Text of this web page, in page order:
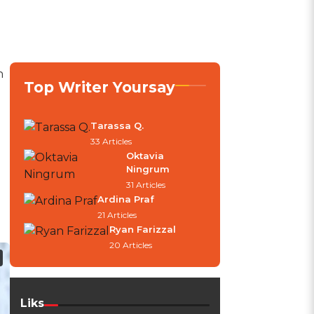
Top Writer Yoursay
Tarassa Q.
33 Articles
Oktavia
Ningrum
31 Articles
Ardina Praf
21 Articles
Ryan Farizzal
20 Articles
Liks